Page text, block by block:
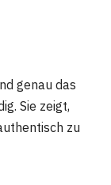
genau das
Sie zeigt,
zu